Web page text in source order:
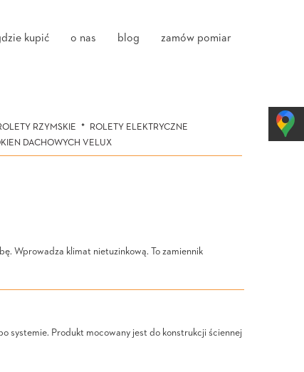
kupić o nas blog zamów pomiar
RZYMSKIE
ROLETY ELEKTRYCZNE
DACHOWYCH VELUX
Wprowadza klimat nietuzinkową. To zamiennik
systemie. Produkt mocowany jest do konstrukcji ściennej